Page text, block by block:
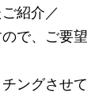
紹介／
で、ご要望
ングさせて